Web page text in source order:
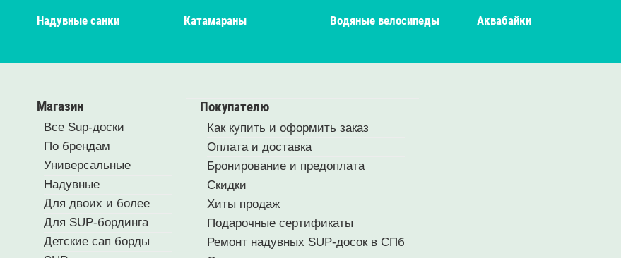
Надувные санки
Катамараны Водяные велосипеды Аквабайки
Магазин
Все Sup-доски
По брендам
Универсальные
Надувные
Для двоих и более
Для SUP-бординга
Детские сап борды
Покупателю
Как купить и оформить заказ
Оплата и доставка
Бронирование и предоплата
Скидки
Хиты продаж
Подарочные сертификаты
Ремонт надувных SUP-досок в СПб